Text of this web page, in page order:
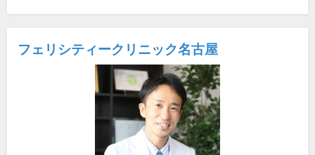
フェリシティークリニック名古屋